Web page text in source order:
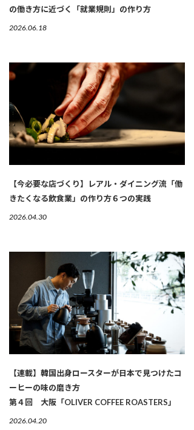
の働き方に近づく「就業規則」の作り方
2026.06.18
【今必要な店づくり】レアル・ダイニング流「働
きたくなる飲食業」の作り方６つの実践
2026.04.30
【連載】韓国出身ロースターが日本で見つけたコ
ーヒーの味の磨き方
第４回 大阪「OLIVER COFFEE ROASTERS」
2026.04.20